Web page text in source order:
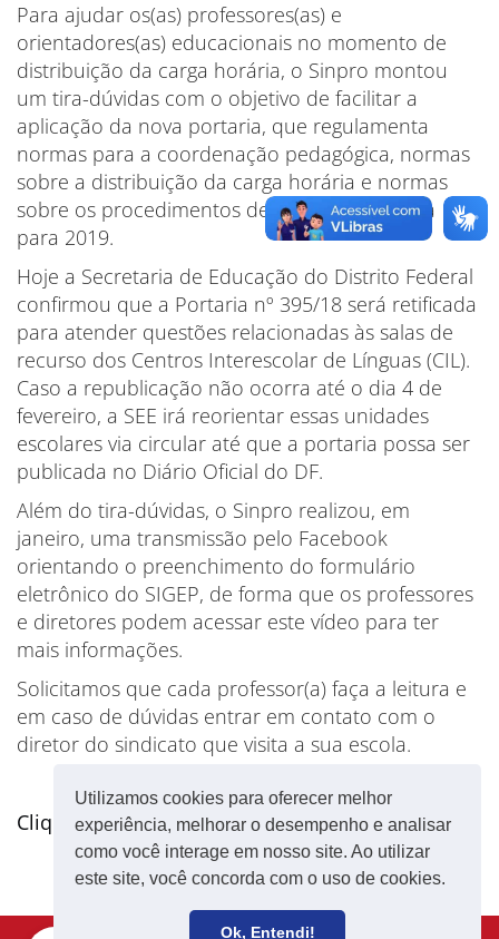
Utilizamos cookies para oferecer melhor
experiência, melhorar o desempenho e analisar
como você interage em nosso site. Ao utilizar
este site, você concorda com o uso de cookies.
Ok, Entendi!
Para ajudar os(as) professores(as) e
orientadores(as) educacionais no momento de
distribuição da carga horária, o Sinpro montou
um tira-dúvidas com o objetivo de facilitar a
aplicação da nova portaria, que regulamenta
normas para a coordenação pedagógica, normas
sobre a distribuição da carga horária e normas
sobre os procedimentos de escolha de turma
para 2019.
Hoje a Secretaria de Educação do Distrito Federal
confirmou que a Portaria nº 395/18 será retificada
para atender questões relacionadas às salas de
recurso dos Centros Interescolar de Línguas (CIL).
Caso a republicação não ocorra até o dia 4 de
fevereiro, a SEE irá reorientar essas unidades
escolares via circular até que a portaria possa ser
publicada no Diário Oficial do DF.
Além do tira-dúvidas, o Sinpro realizou, em
janeiro, uma transmissão pelo Facebook
orientando o preenchimento do formulário
eletrônico do SIGEP, de forma que os professores
e diretores podem acessar este vídeo para ter
mais informações.
Solicitamos que cada professor(a) faça a leitura e
em caso de dúvidas entrar em contato com o
diretor do sindicato que visita a sua escola.
Clique aquie confira o tira-dúvidas.